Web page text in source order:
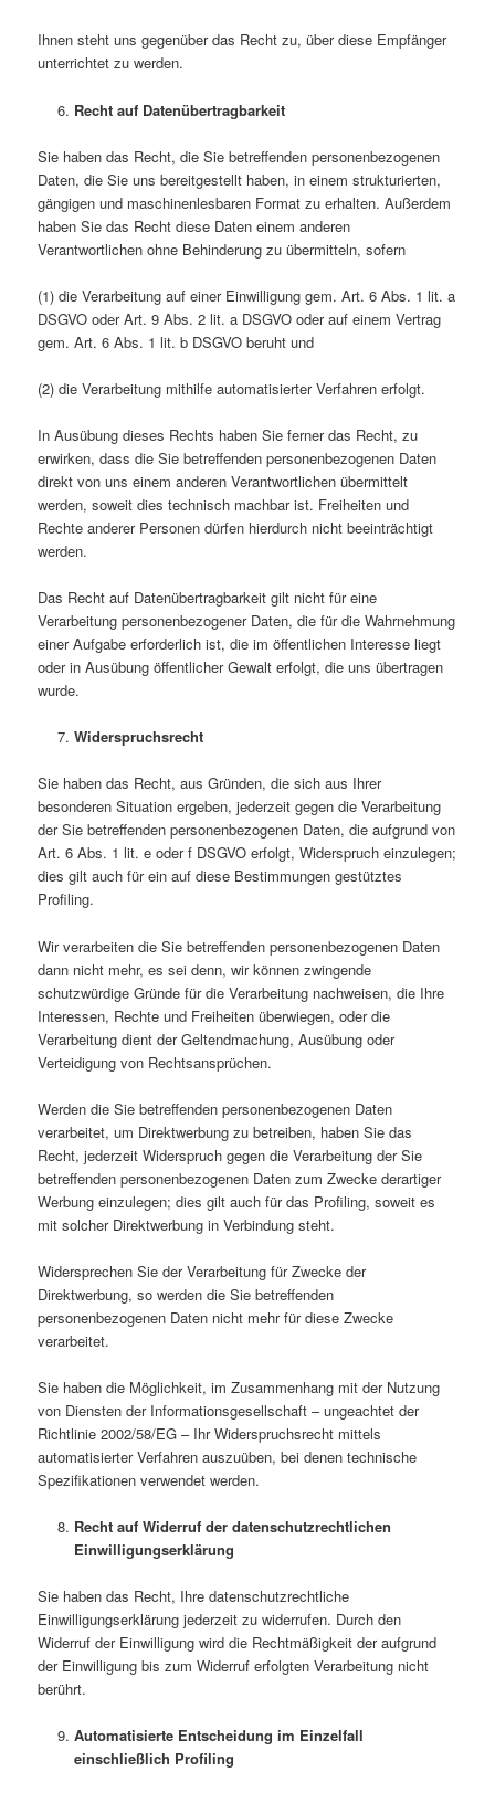
Ihnen steht uns gegenüber das Recht zu, über diese Empfänger
unterrichtet zu werden.
Recht auf Datenübertragbarkeit
Sie haben das Recht, die Sie betreffenden personenbezogenen
Daten, die Sie uns bereitgestellt haben, in einem strukturierten,
gängigen und maschinenlesbaren Format zu erhalten. Außerdem
haben Sie das Recht diese Daten einem anderen
Verantwortlichen ohne Behinderung zu übermitteln, sofern
(1) die Verarbeitung auf einer Einwilligung gem. Art. 6 Abs. 1 lit. a
DSGVO oder Art. 9 Abs. 2 lit. a DSGVO oder auf einem Vertrag
gem. Art. 6 Abs. 1 lit. b DSGVO beruht und
(2) die Verarbeitung mithilfe automatisierter Verfahren erfolgt.
In Ausübung dieses Rechts haben Sie ferner das Recht, zu
erwirken, dass die Sie betreffenden personenbezogenen Daten
direkt von uns einem anderen Verantwortlichen übermittelt
werden, soweit dies technisch machbar ist. Freiheiten und
Rechte anderer Personen dürfen hierdurch nicht beeinträchtigt
werden.
Das Recht auf Datenübertragbarkeit gilt nicht für eine
Verarbeitung personenbezogener Daten, die für die Wahrnehmung
einer Aufgabe erforderlich ist, die im öffentlichen Interesse liegt
oder in Ausübung öffentlicher Gewalt erfolgt, die uns übertragen
wurde.
Widerspruchsrecht
Sie haben das Recht, aus Gründen, die sich aus Ihrer
besonderen Situation ergeben, jederzeit gegen die Verarbeitung
der Sie betreffenden personenbezogenen Daten, die aufgrund von
Art. 6 Abs. 1 lit. e oder f DSGVO erfolgt, Widerspruch einzulegen;
dies gilt auch für ein auf diese Bestimmungen gestütztes
Profiling.
Wir verarbeiten die Sie betreffenden personenbezogenen Daten
dann nicht mehr, es sei denn, wir können zwingende
schutzwürdige Gründe für die Verarbeitung nachweisen, die Ihre
Interessen, Rechte und Freiheiten überwiegen, oder die
Verarbeitung dient der Geltendmachung, Ausübung oder
Verteidigung von Rechtsansprüchen.
Werden die Sie betreffenden personenbezogenen Daten
verarbeitet, um Direktwerbung zu betreiben, haben Sie das
Recht, jederzeit Widerspruch gegen die Verarbeitung der Sie
betreffenden personenbezogenen Daten zum Zwecke derartiger
Werbung einzulegen; dies gilt auch für das Profiling, soweit es
mit solcher Direktwerbung in Verbindung steht.
Widersprechen Sie der Verarbeitung für Zwecke der
Direktwerbung, so werden die Sie betreffenden
personenbezogenen Daten nicht mehr für diese Zwecke
verarbeitet.
Sie haben die Möglichkeit, im Zusammenhang mit der Nutzung
von Diensten der Informationsgesellschaft – ungeachtet der
Richtlinie 2002/58/EG – Ihr Widerspruchsrecht mittels
automatisierter Verfahren auszuüben, bei denen technische
Spezifikationen verwendet werden.
Recht auf Widerruf der datenschutzrechtlichen
Einwilligungserklärung
Sie haben das Recht, Ihre datenschutzrechtliche
Einwilligungserklärung jederzeit zu widerrufen. Durch den
Widerruf der Einwilligung wird die Rechtmäßigkeit der aufgrund
der Einwilligung bis zum Widerruf erfolgten Verarbeitung nicht
berührt.
Automatisierte Entscheidung im Einzelfall
einschließlich Profiling